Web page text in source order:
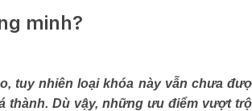
minh?
tuy nhiên loại khóa này vẫn chưa
thành. Dù vậy, những ưu điểm vượt